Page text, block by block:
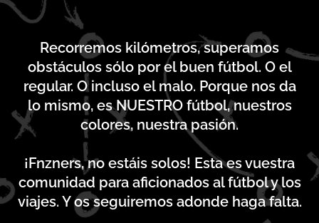
Recorremos kilómetros, superamos
obstáculos sólo por el buen fútbol. O el
regular. O incluso el malo. Porque nos da
lo mismo, es NUESTRO fútbol, nuestros
colores, nuestra pasión.
¡Fnzners, no estáis solos! Esta es vuestra
comunidad para aficionados al fútbol y los
viajes. Y os seguiremos adonde haga falta.